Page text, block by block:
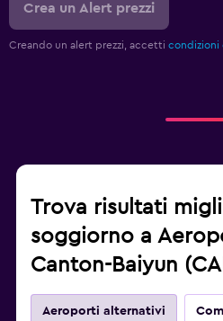
Crea un Alert prezzi
Creando un alert prezzi, accetti condizioni
Trova risultati
soggiorno a
Canton-Baiyun
Aeroporti alternativi